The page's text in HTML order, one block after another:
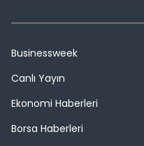
Businessweek
Canlı Yayın
Ekonomi Haberleri
Borsa Haberleri